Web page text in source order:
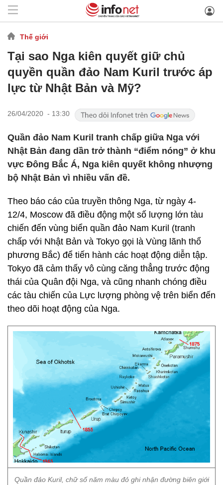
Thế giới
Tại sao Nga kiên quyết giữ chủ
quyền quần đảo Nam Kuril trước áp
lực từ Nhật Bản và Mỹ?
26/04/2020 - 13:30
Quần đảo Nam Kuril tranh chấp giữa Nga với
Nhật Bản đang dần trở thành “điểm nóng” ở khu
vực Đông Bắc Á, Nga kiên quyết không nhượng
bộ Nhật Bản vì nhiều vấn đề.
Theo báo cáo của truyền thông Nga, từ ngày 4-
12/4, Moscow đã điều động một số lượng lớn tàu
chiến đến vùng biển quần đảo Nam Kuril (tranh
chấp với Nhật Bản và Tokyo gọi là Vùng lãnh thổ
phương Bắc) để tiến hành các hoạt động diễn tập.
Tokyo đã cảm thấy vô cùng căng thẳng trước động
thái của Quân đội Nga, và cũng nhanh chóng điều
các tàu chiến của Lực lượng phòng vệ trên biển đến
theo dõi hoạt động của Nga.
Quần đảo Kuril, chữ số năm màu đỏ ghi nhận đường biên giới